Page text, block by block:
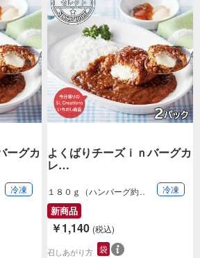
ーグカ
冷凍
よくばりチーズｉｎバーグカ
レ…
１８０ｇ（ハンバーグ約
８０ｇ、カレーソ…
冷凍
新商品
￥1,140 (税込)
召しあがり方 袋